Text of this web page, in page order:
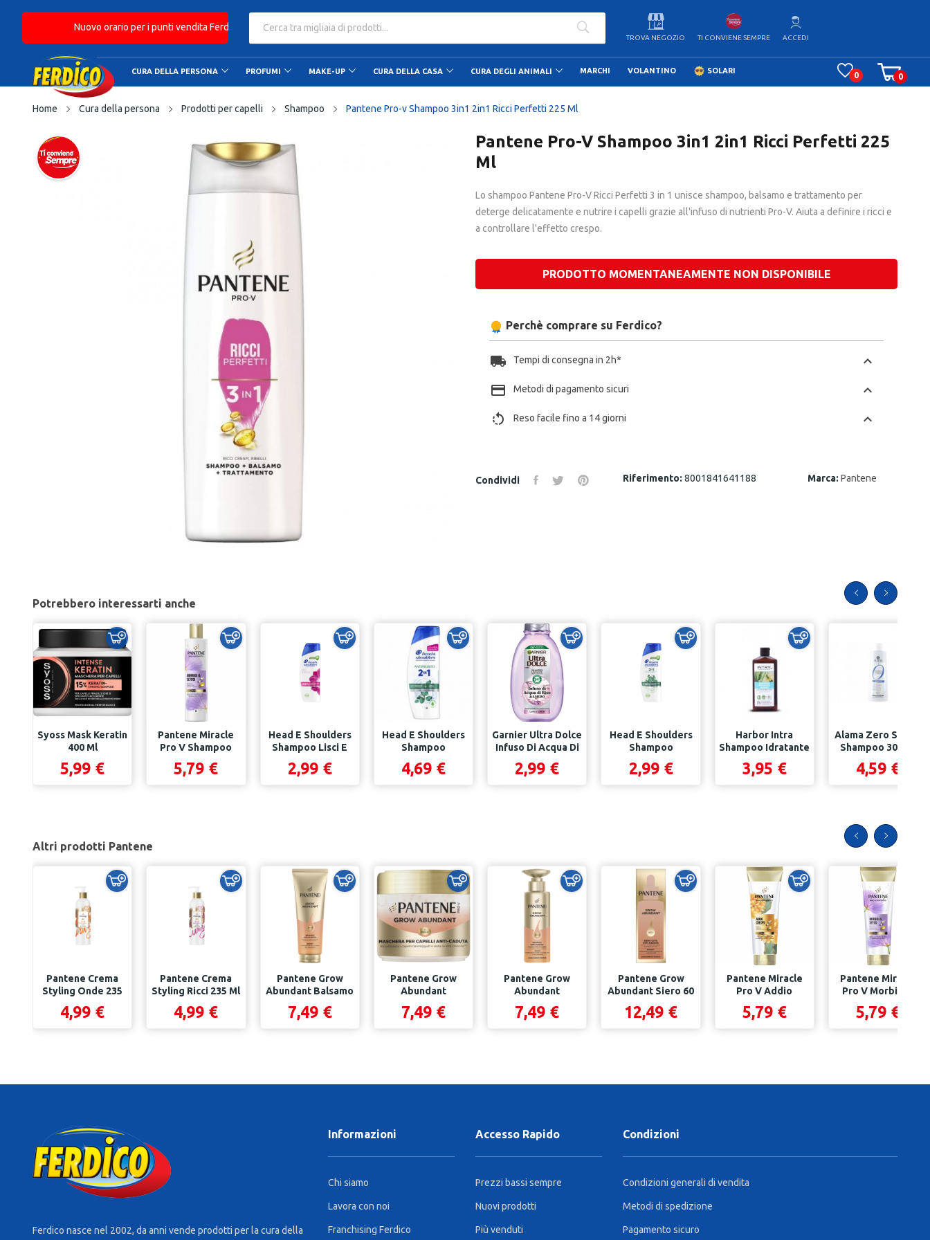
Nuovo orario per i punti vendita Ferdico: Orario continuato dalle 9.00 alle 20.00
TROVA NEGOZIO TI CONVIENE SEMPRE ACCEDI
CURA DELLA PERSONA PROFUMI MAKE-UP CURA DELLA CASA CURA DEGLI ANIMALI MARCHI VOLANTINO SOLARI
0
0
Home Cura della persona Prodotti per capelli Shampoo Pantene Pro-v Shampoo 3in1 2in1 Ricci Perfetti 225 Ml
Pantene Pro-V Shampoo 3in1 2in1 Ricci Perfetti 225
Ml
Lo shampoo Pantene Pro-V Ricci Perfetti 3 in 1 unisce shampoo, balsamo e trattamento per
deterge delicatamente e nutrire i capelli grazie all'infuso di nutrienti Pro-V. Aiuta a definire i ricci e
a controllare l'effetto crespo.
PRODOTTO MOMENTANEAMENTE NON DISPONIBILE
Perchè comprare su Ferdico?
local_shipping Tempi di consegna in 2h*
chevron_left
payment
Metodi di pagamento sicuri
chevron_left
rotate_left
Reso facile fino a 14 giorni chevron_left
Condividi Riferimento: 8001841641188 Marca: Pantene
Potrebbero interessarti anche
Syoss Mask Keratin
400 Ml
5,99 €
Pantene Miracle
Pro V Shampoo
Morbidi E Setosi...
5,79 €
Head E Shoulders
Shampoo Lisci E
Setosi 250 Ml
2,99 €
Head E Shoulders
Shampoo
Antiprurito 2in1
400 Ml
4,69 €
Garnier Ultra Dolce
Infuso Di Acqua Di
Riso &...
2,99 €
Head E Shoulders
Shampoo
Antiprurito 250 Ml
2,99 €
Harbor Intra
Shampoo Idratante
Aloe E Mela...
3,95 €
Alama Zero Stress
Shampoo 300 Ml
Antiforfora
4,59 €
Altri prodotti Pantene
Pantene Crema
Styling Onde 235
4,99 €
Pantene Crema
Styling Ricci 235 Ml
4,99 €
Pantene Grow
Abundant Balsamo
7,49 €
Pantene Grow
Abundant
7,49 €
Pantene Grow
Abundant
7,49 €
Pantene Grow
Abundant Siero 60
12,49 €
Pantene Miracle
Pro V Addio
Biotina,...
5,79 €
Pantene Miracle
Pro V Morbidi E
5,79 €
Ferdico nasce nel 2002, da anni vende prodotti per la cura della
Informazioni
Chi siamo
Lavora con noi
Franchising Ferdico
Accesso Rapido
Prezzi bassi sempre
Nuovi prodotti
Più venduti
Condizioni
Condizioni generali di vendita
Metodi di spedizione
Pagamento sicuro